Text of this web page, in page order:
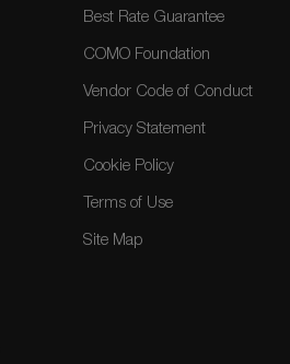
Best Rate Guarantee
COMO Foundation
Vendor Code of Conduct
Privacy Statement
Cookie Policy
Terms of Use
Site Map